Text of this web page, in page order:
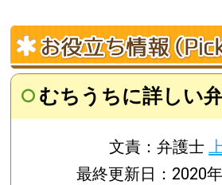
むちうちに詳しい
文責：弁護士
最終更新日：2020